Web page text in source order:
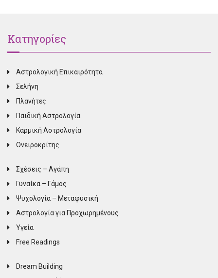
Κατηγορίες
Αστρολογική Επικαιρότητα
Σελήνη
Πλανήτες
Παιδική Αστρολογία
Καρμική Αστρολογία
Ονειροκρίτης
Σχέσεις – Αγάπη
Γυναίκα – Γάμος
Ψυχολογία – Μεταφυσική
Αστρολογία για Προχωρημένους
Υγεία
Free Readings
Dream Building